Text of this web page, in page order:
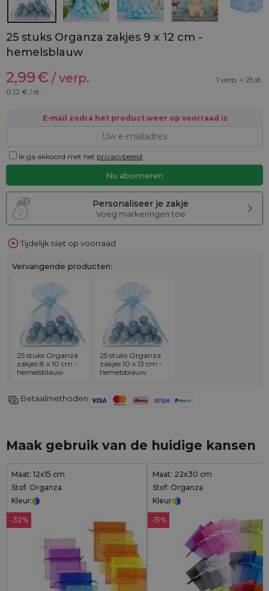
25 stuks Organza zakjes 9 x 12 cm -
hemelsblauw
2,99€ / verp.
1 verp. = 25 st.
0,12 € / st.
E-mail zodra het product weer op voorraad is
Ik ga akkoord met het privacybeleid.
Personaliseer je zakje
Voeg markeringen toe
Tijdelijk niet op voorraad
Vervangende producten:
25 stuks Organza
zakjes 8 x 10 cm -
hemelsblauw
25 stuks Organza
zakjes 10 x 13 cm -
hemelsblauw
Betaalmethoden
Maak gebruik van de huidige kansen
Maat: 12x15 cm
Stof: Organza
Kleur:
-32%
Maat: 22x30 cm
Stof: Organza
Kleur:
-15%